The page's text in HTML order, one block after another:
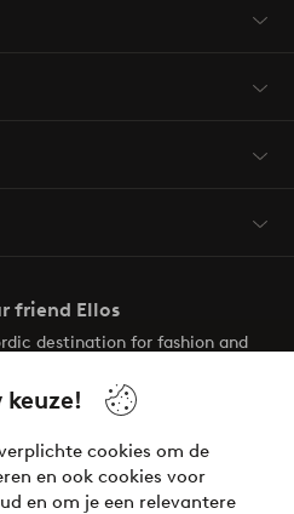
cookies om de
en ook cookies voor
en om je een relevantere
friend Ellos
destination for fashion and
inspiring look is here!